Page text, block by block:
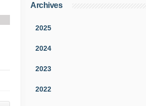
Archives
2025
2024
2023
2022